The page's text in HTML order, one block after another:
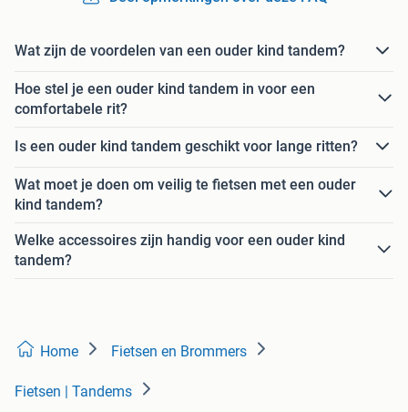
Wat zijn de voordelen van een ouder kind tandem?
Hoe stel je een ouder kind tandem in voor een
comfortabele rit?
Is een ouder kind tandem geschikt voor lange ritten?
Wat moet je doen om veilig te fietsen met een ouder
kind tandem?
Welke accessoires zijn handig voor een ouder kind
tandem?
Home Fietsen en Brommers
Fietsen | Tandems